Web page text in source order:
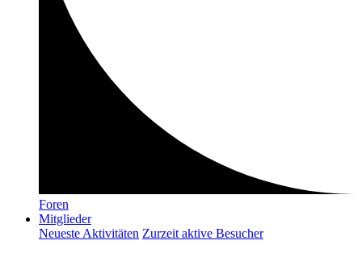
Foren
Mitglieder
Neueste Aktivitäten Zurzeit aktive Besucher